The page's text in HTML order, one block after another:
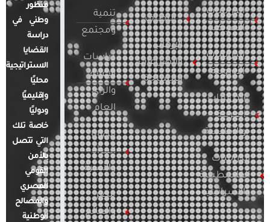
الدراسات
الأمريكية
الدراسات
الأوروبية
الدراسات
العربية
والإقليمية
الدراسات
الفلسطينية
والإسرائيلية
التطرف
الإرهاب
والصراعات
المسلحة
تنمية
ومجتمع
دراسات
الإعلام
والرأي
العام
قضايا
المرأة
والأسرة
مصر
والعالم
منظور
وطني في
دراسة
القضايا
الاستراتيجية
محليًا
وإقليميًا
ودوليًا
خاصة تلك
التي تتصل
بالأمن
القومي
المصري
والمصالح
الوطنية